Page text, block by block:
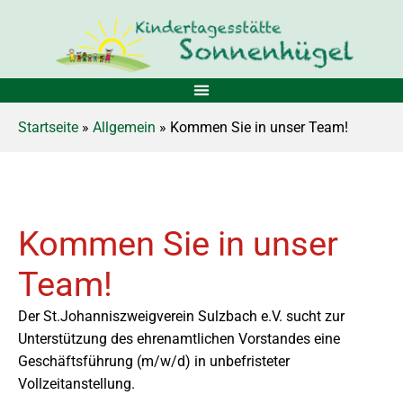
Startseite » Allgemein » Kommen Sie in unser Team!
Kommen Sie in unser
Team!
Der St.Johanniszweigverein Sulzbach e.V. sucht zur
Unterstützung des ehrenamtlichen Vorstandes eine
Geschäftsführung (m/w/d) in unbefristeter
Vollzeitanstellung.